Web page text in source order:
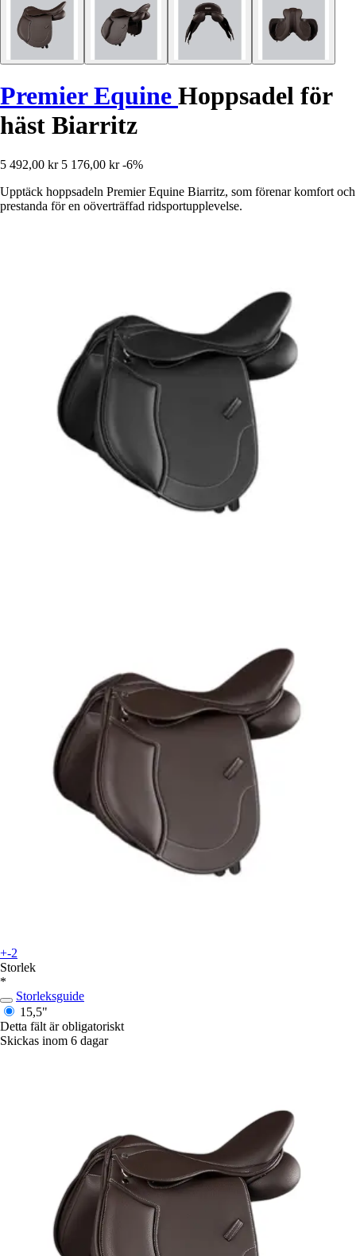
Premier Equine Hoppsadel för
häst Biarritz
5 492,00 kr 5 176,00 kr -6%
Upptäck hoppsadeln Premier Equine Biarritz, som förenar komfort och
prestanda för en oöverträffad ridsportupplevelse.
+-2
Storlek
*
Storleksguide
15,5"
Detta fält är obligatoriskt
Skickas inom 6 dagar